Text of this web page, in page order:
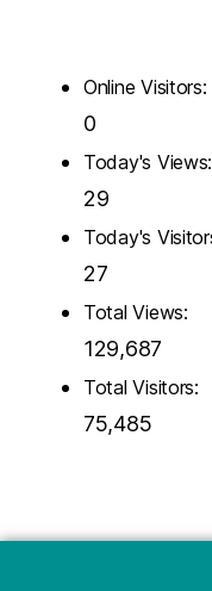
Online Visitors:
0
Today's Views:
29
Today's
27
Total Views:
129,687
Total Visitors:
75,485